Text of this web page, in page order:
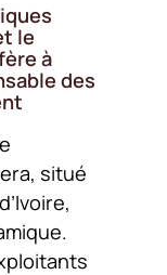
le
à
des
situé